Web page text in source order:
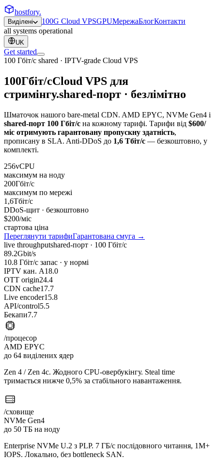
hostfory.
Виділені 100G Cloud VPSGPUМережаБлогКонтакти
all systems operational
UK
Get started
100 Гбіт/с shared · IPTV-grade Cloud VPS
100Гбіт/сCloud VPS для
стримінгу.shared-порт · безлімітно
Шматочок нашого bare-metal CDN. AMD EPYC, NVMe Gen4 і
shared-порт 100 Гбіт/с на кожному тарифі. Тарифи від $600/
міс отримують гарантовану пропускну здатність,
прописану в SLA. Anti-DDoS до 1,6 Тбіт/с — безкоштовно, у
комплекті.
256vCPU
максимум на ноду
200Гбіт/с
максимум по мережі
1,6Тбіт/с
DDoS-щит · безкоштовно
$200/міс
стартова ціна
Переглянути тарифиГарантована смуга →
live throughputshared-порт · 100 Гбіт/с
89.2Gbit/s
10.8 Гбіт/с запас · у нормі
IPTV кан. A18.0
OTT origin24.4
CDN cache17.7
Live encoder15.8
API/control5.5
Бекапи7.7
/процесор
AMD EPYC
до 64 виділених ядер
Zen 4 / Zen 4c. Жодного CPU-овербукінгу. Steal time
тримається нижче 0,5% за стабільного навантаження.
/сховище
NVMe Gen4
до 50 ТБ на ноду
Enterprise NVMe U.2 з PLP. 7 ГБ/с послідовного читання, 1M+
IOPS. Локально, без bottleneck SAN.